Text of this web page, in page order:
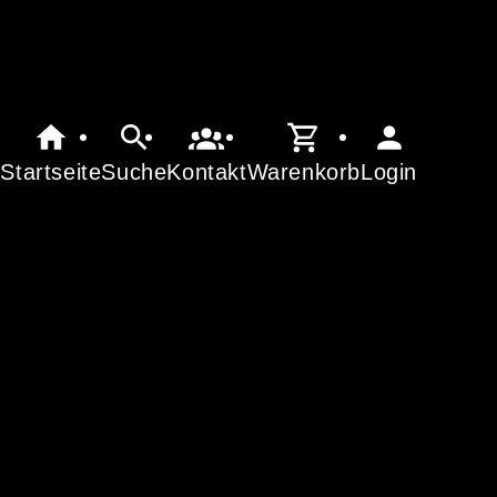
StartseiteSucheKontaktWarenkorbLogin